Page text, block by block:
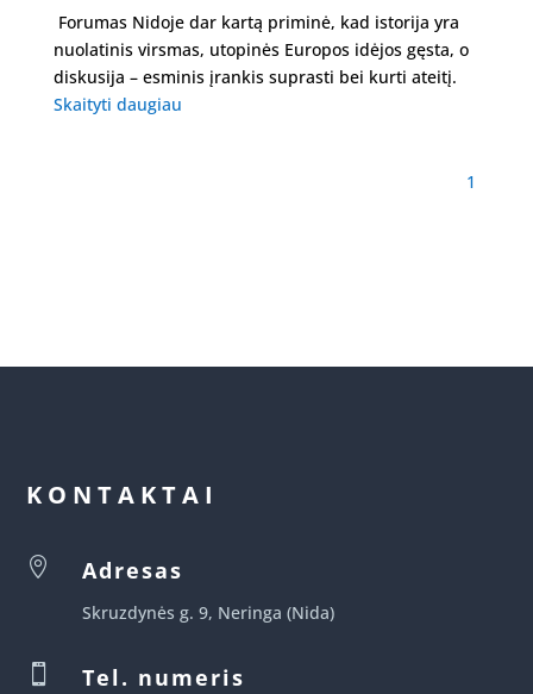
Forumas Nidoje dar kartą priminė, kad istorija yra
nuolatinis virsmas, utopinės Europos idėjos gęsta, o
diskusija – esminis įrankis suprasti bei kurti ateitį.
Skaityti daugiau
1
KONTAKTAI
 Adresas
Skruzdynės g. 9, Neringa (Nida)
 Tel. numeris